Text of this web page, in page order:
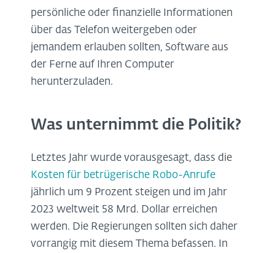
persönliche oder finanzielle Informationen
über das Telefon weitergeben oder
jemandem erlauben sollten, Software aus
der Ferne auf Ihren Computer
herunterzuladen.
Was unternimmt die Politik?
Letztes Jahr wurde vorausgesagt, dass die
Kosten für betrügerische Robo-Anrufe
jährlich um 9 Prozent steigen und im Jahr
2023 weltweit 58 Mrd. Dollar erreichen
werden. Die Regierungen sollten sich daher
vorrangig mit diesem Thema befassen. In